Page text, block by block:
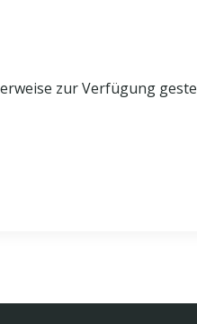
zur Verfügung